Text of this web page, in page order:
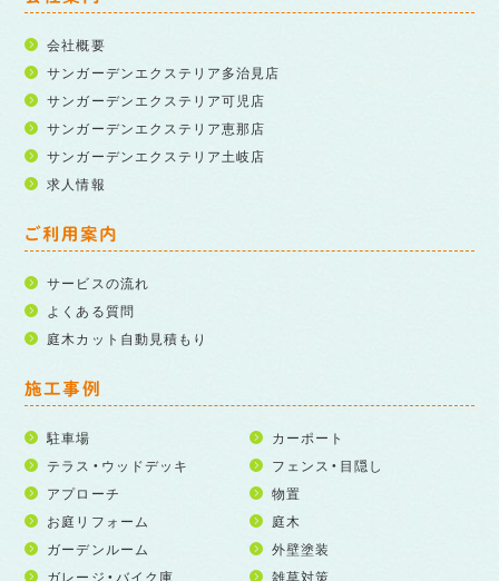
会社概要
サンガーデンエクステリア多治見店
サンガーデンエクステリア可児店
サンガーデンエクステリア恵那店
サンガーデンエクステリア土岐店
求人情報
ご利用案内
サービスの流れ
よくある質問
庭木カット自動見積もり
施工事例
駐車場
カーポート
テラス・ウッドデッキ
フェンス・目隠し
アプローチ
物置
お庭リフォーム
庭木
ガーデンルーム
外壁塗装
ガレージ・バイク庫
雑草対策